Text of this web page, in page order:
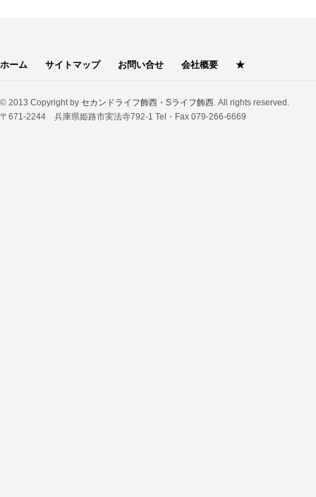
ホーム サイトマップ お問い合せ 会社概要 ★
© 2013 Copyright by セカンドライフ飾西・Sライフ飾西. All rights reserved.
〒671-2244 兵庫県姫路市実法寺792-1 Tel・Fax 079-266-6669